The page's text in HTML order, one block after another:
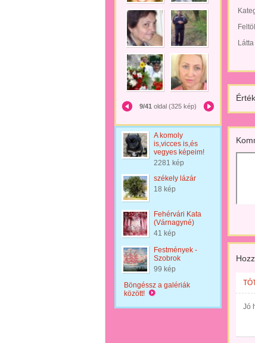
9/41 oldal (325 kép)
A komoly
is,vicces is,és
vegyes képeim!
2281 kép
székely lázár
18 kép
Fehérvári Kata
(Várnagyné)
41 kép
Festmények -
Szobrok
99 kép
Böngéssz a galériák
között!
Jó